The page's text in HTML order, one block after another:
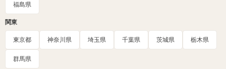
福島県
関東
東京都 神奈川県 埼玉県 千葉県 茨城県 栃木県
群馬県